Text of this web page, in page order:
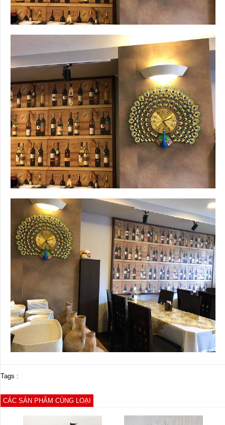
Tags :
CÁC SẢN PHẨM CÙNG LOẠI